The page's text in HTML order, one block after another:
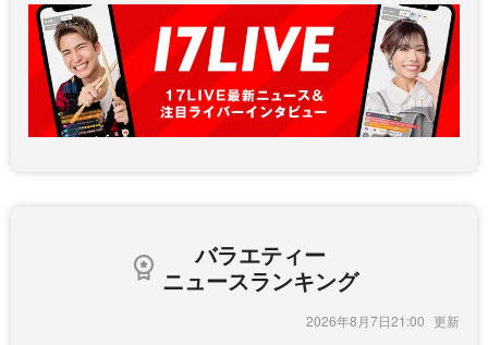
バラエティー
ニュースランキング
2026年8月7日21:00